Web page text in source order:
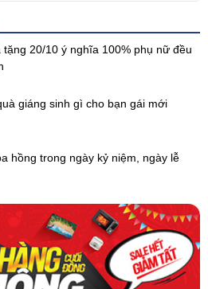
tặng 20/10 ý nghĩa 100% phụ nữ đều
giáng sinh gì cho bạn gái mới
hồng trong ngày kỷ niệm, ngày lễ